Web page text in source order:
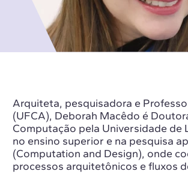
Arquiteta, pesquisadora e
(UFCA), Deborah Macêdo é
Computação pela Universidade de
no ensino superior e na pesquisa
(Computation and Design), onde
processos arquitetônicos e fluxos